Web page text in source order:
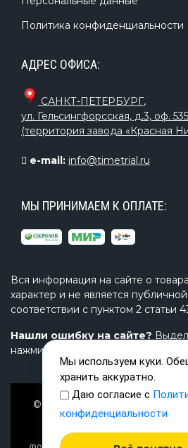
Политика конфиденциальности
АДРЕС ОФИСА:
САНКТ-ПЕТЕРБУРГ,
ул. Гельсингфорсская, д.3, оф. 535
(территория завода «Красная
e-mail: info@timetrial.ru
МЫ ПРИНИМАЕМ К ОПЛАТЕ:
Вся информация на сайте о
характер и не является
соответствии с пунктом 2 статьи
Нашли ошибку на сайте?
нажмите Ctrl+Enter и напишите
© Завод TimeTrial (ТаймТриал) -
проектирование надувных
Петербурге с 2000 г. из ПВХ
Мы используем куки.
хранить аккуратно.
Даю согласие с
конфиденциальности